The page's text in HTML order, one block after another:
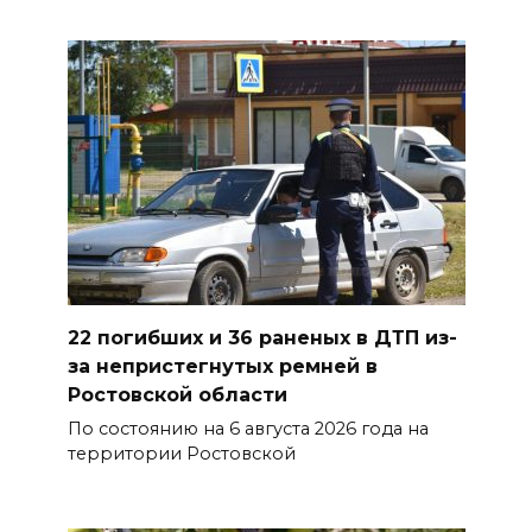
07 августа 2026 23:00
Дабы счастье семейное
сберечь – спрячьте первое
сорванное яблоко: приметы
на 8 августа
07 августа 2026 22:04
Ростова-на-Дону на сутки
отключат воду из-за
капремонта сетей
07 августа 2026 20:32
22 погибших и 36 раненых в ДТП из-
за непристегнутых ремней в
Ростовской области
По состоянию на 6 августа 2026 года на
территории Ростовской